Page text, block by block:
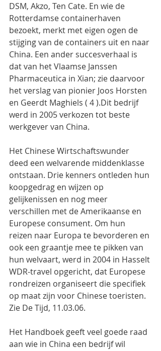
DSM, Akzo, Ten Cate. En wie de
Rotterdamse containerhaven
bezoekt, merkt met eigen ogen de
stijging van de containers uit en naar
China. Een ander succesverhaal is
dat van het Vlaamse Janssen
Pharmaceutica in Xian; zie daarvoor
het verslag van pionier Joos Horsten
en Geerdt Maghiels ( 4 ).Dit bedrijf
werd in 2005 verkozen tot beste
werkgever van China.
Het Chinese Wirtschaftswunder
deed een welvarende middenklasse
ontstaan. Drie kenners ontleden hun
koopgedrag en wijzen op
gelijkenissen en nog meer
verschillen met de Amerikaanse en
Europese consument. Om hun
reizen naar Europa te bevorderen en
ook een graantje mee te pikken van
hun welvaart, werd in 2004 in Hasselt
WDR-travel opgericht, dat Europese
rondreizen organiseert die specifiek
op maat zijn voor Chinese toeristen.
Zie De Tijd, 11.03.06.
Het Handboek geeft veel goede raad
aan wie in China een bedrijf wil